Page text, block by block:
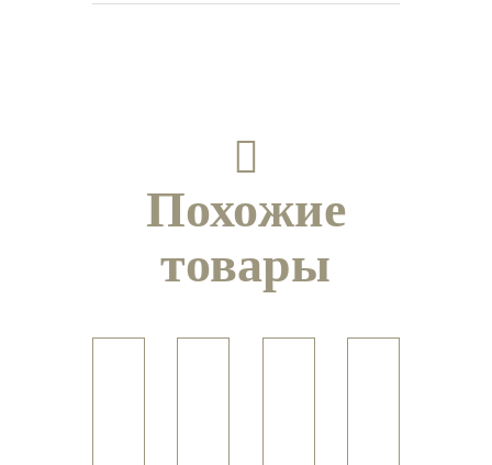
Похожие
товары